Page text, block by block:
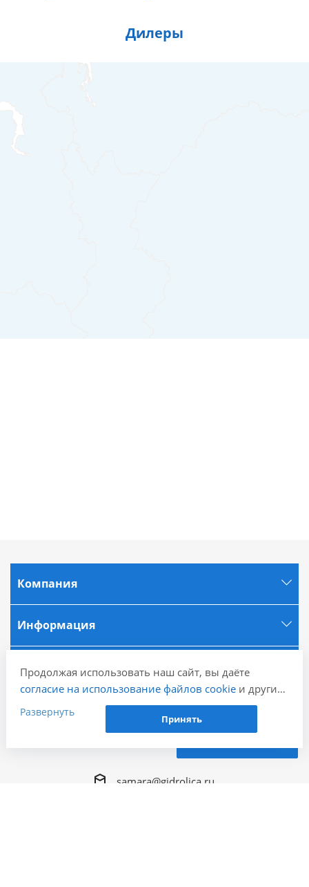
Дилеры
Компания
Информация
Города
Наши контакты
samara@gidrolica.ru
Продолжая использовать наш сайт, вы даёте
согласие на использование файлов cookieи других
пользовательских данных (включая IP-адрес,
сведения о местоположении, устройстве, действиях
проведения статистических исследований,
ретаргетинга и использования систем аналитики
Развернуть
Принять